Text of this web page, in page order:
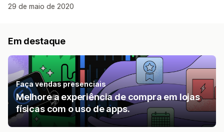
29 de maio de 2020
Em destaque
Faça vendas presenciais
Melhore a experiência de compra em lojas
físicas com o uso de apps.